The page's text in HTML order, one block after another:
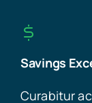
Savings
Curabitur